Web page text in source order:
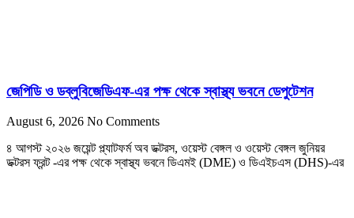
জেপিডি ও ডব্লুবিজেডিএফ-এর পক্ষ থেকে স্বাস্থ্য ভবনে ডেপুটেশন
August 6, 2026 No Comments
৪ আগস্ট ২০২৬ জয়েন্ট প্ল্যাটফর্ম অব ডক্টরস, ওয়েস্ট বেঙ্গল ও ওয়েস্ট বেঙ্গল জুনিয়র
ডক্টরস ফ্রন্ট -এর পক্ষ থেকে স্বাস্থ্য ভবনে ডিএমই (DME) ও ডিএইচএস (DHS)-এর